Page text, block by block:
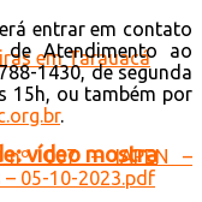
vídeo mostra
entrar em contato
Atendimento ao
1430, de segunda
15h, ou também por
.
nº 007 – IAPEN –
05-10-2023.pdf